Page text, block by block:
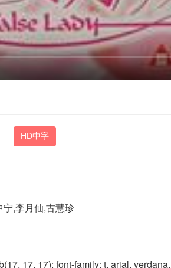
HD中字
,李月仙,古慧珍
17, 17); font-family: t, arial,